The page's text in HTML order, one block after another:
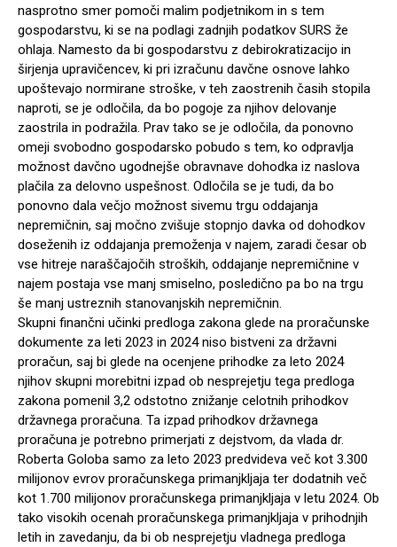
nasprotno smer pomoči malim podjetnikom in s tem
gospodarstvu, ki se na podlagi zadnjih podatkov SURS že
ohlaja. Namesto da bi gospodarstvu z debirokratizacijo in
širjenja upravičencev, ki pri izračunu davčne osnove lahko
upoštevajo normirane stroške, v teh zaostrenih časih stopila
naproti, se je odločila, da bo pogoje za njihov delovanje
zaostrila in podražila. Prav tako se je odločila, da ponovno
omeji svobodno gospodarsko pobudo s tem, ko odpravlja
možnost davčno ugodnejše obravnave dohodka iz naslova
plačila za delovno uspešnost. Odločila se je tudi, da bo
ponovno dala večjo možnost sivemu trgu oddajanja
nepremičnin, saj močno zvišuje stopnjo davka od dohodkov
doseženih iz oddajanja premoženja v najem, zaradi česar ob
vse hitreje naraščajočih stroških, oddajanje nepremičnine v
najem postaja vse manj smiselno, posledično pa bo na trgu
še manj ustreznih stanovanjskih nepremičnin.
Skupni finančni učinki predloga zakona glede na proračunske
dokumente za leti 2023 in 2024 niso bistveni za državni
proračun, saj bi glede na ocenjene prihodke za leto 2024
njihov skupni morebitni izpad ob nesprejetju tega predloga
zakona pomenil 3,2 odstotno znižanje celotnih prihodkov
državnega proračuna. Ta izpad prihodkov državnega
proračuna je potrebno primerjati z dejstvom, da vlada dr.
Roberta Goloba samo za leto 2023 predvideva več kot 3.300
milijonov evrov proračunskega primanjkljaja ter dodatnih več
kot 1.700 milijonov proračunskega primanjkljaja v letu 2024. Ob
tako visokih ocenah proračunskega primanjkljaja v prihodnjih
letih in zavedanju, da bi ob nesprejetju vladnega predloga